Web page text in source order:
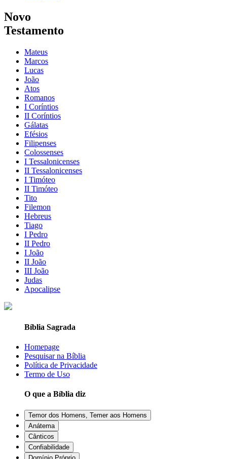
Novo
Testamento
Mateus
Marcos
Lucas
João
Atos
Romanos
I Coríntios
II Coríntios
Gálatas
Efésios
Filipenses
Colossenses
I Tessalonicenses
II Tessalonicenses
I Timóteo
II Timóteo
Tito
Filemon
Hebreus
Tiago
I Pedro
II Pedro
I João
II João
III João
Judas
Apocalipse
Bíblia Sagrada
Homepage
Pesquisar na Bíblia
Política de Privacidade
Termo de Uso
O que a Bíblia diz
Temor dos Homens, Temer aos Homens
Anátema
Cânticos
Confiabilidade